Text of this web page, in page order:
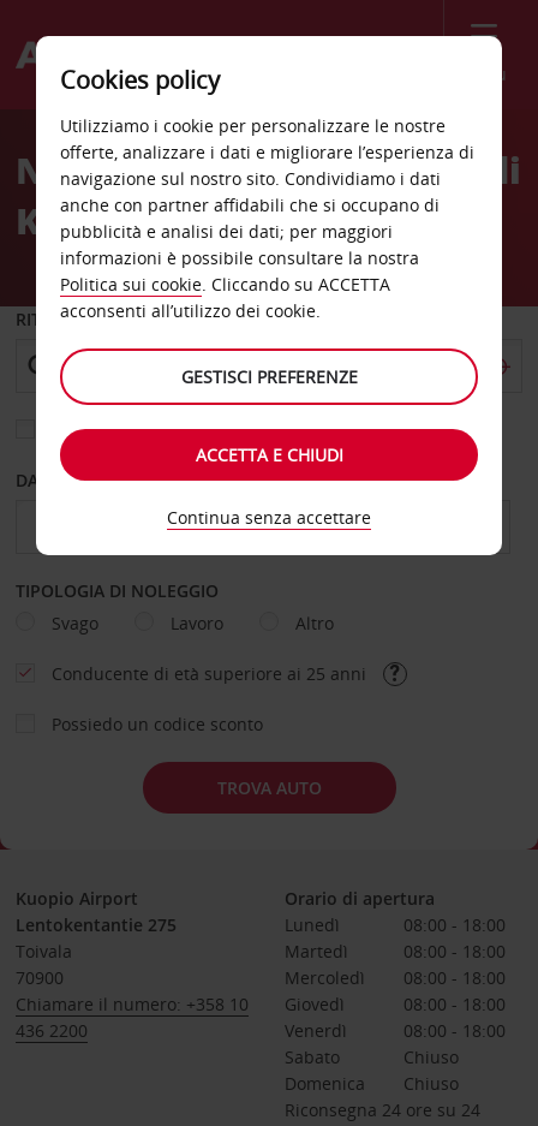
Menù
Welcome
AvisNoleggio auto Aeroporto di
Kuopio
RITIRO DA
Scegli una località di riconsegna diversa
DAL GIORNO AL GIORNO
TIPOLOGIA DI NOLEGGIO
Svago
Lavoro Altro
Conducente di età superiore ai 25 anni
Possiedo un codice sconto
TROVA AUTO
Kuopio Airport
Lentokentantie 275
Toivala
70900
Chiamare il numero: +358 10
436 2200
Orario di apertura
Lunedì
08:00 - 18:00
Martedì
08:00 - 18:00
Mercoledì
08:00 - 18:00
Giovedì
08:00 - 18:00
Venerdì
08:00 - 18:00
Sabato
Chiuso
Domenica
Chiuso
Riconsegna 24 ore su 24
Cookies policy
Utilizziamo i cookie per personalizzare le nostre
offerte, analizzare i dati e migliorare l’esperienza di
navigazione sul nostro sito. Condividiamo i dati
anche con partner affidabili che si occupano di
pubblicità e analisi dei dati; per maggiori
informazioni è possibile consultare la nostra
Politica sui cookie. Cliccando su ACCETTA
acconsenti all’utilizzo dei cookie.
GESTISCI PREFERENZE
ACCETTA E CHIUDI
Continua senza accettare